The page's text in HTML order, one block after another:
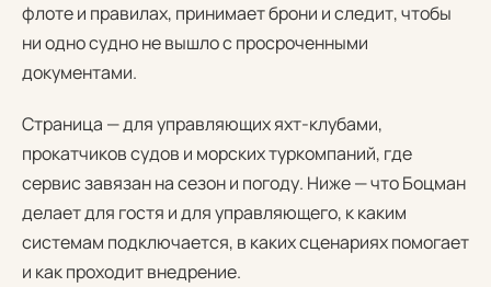
флоте и правилах, принимает брони и следит, чтобы
ни одно судно не вышло с просроченными
документами.
Страница — для управляющих яхт-клубами,
прокатчиков судов и морских туркомпаний, где
сервис завязан на сезон и погоду. Ниже — что Боцман
делает для гостя и для управляющего, к каким
системам подключается, в каких сценариях помогает
и как проходит внедрение.